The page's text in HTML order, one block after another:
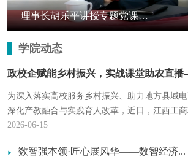
理事长胡乐平讲授专题党课 宣讲党的二十届四中全会精神
学院动态
为深入落实高校服务乡村振兴、助力地方县域
深化产教融合与实践育人改革，近日，江西工
[查看详情]
2026-06-15
数智强本领·匠心展风华——数智经济学院技能展示活动现场速递